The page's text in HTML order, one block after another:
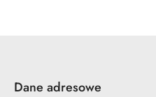
Dane adresowe